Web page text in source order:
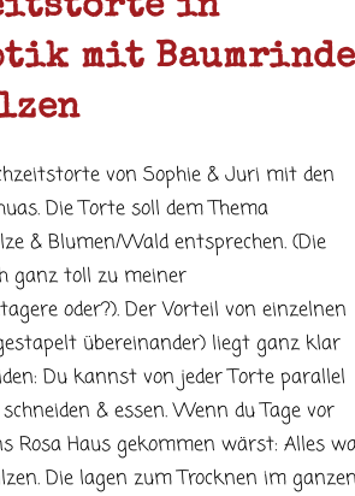
in
mit Baumrinde
von Sophie & Juri mit den
Die Torte soll dem Thema
& Blumen/Wald entsprechen. (Die
ganz toll zu meiner
oder?). Der Vorteil von einzelnen
übereinander) liegt ganz klar
Du kannst von jeder Torte parallel
& essen. Wenn du Tage vor
Rosa Haus gekommen wärst: Alles
Die lagen zum Trocknen im ganzen